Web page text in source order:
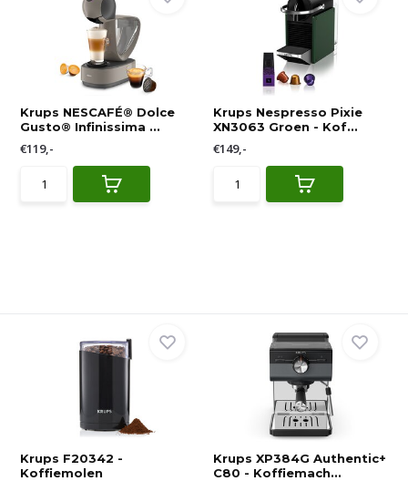
Krups NESCAFÉ® Dolce
Gusto® Infinissima ...
€119,-
Krups Nespresso Pixie
XN3063 Groen - Kof...
€149,-
Krups F20342 -
Koffiemolen
Krups XP384G Authentic+
C80 - Koffiemach...